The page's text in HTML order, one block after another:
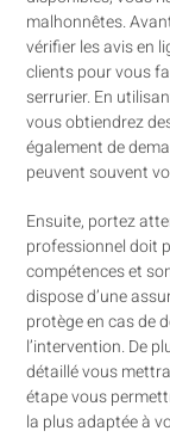
malhonnêtes.
vérifier les avis en
clients pour vous
serrurier. En
vous obtiendrez
également de
peuvent souvent
Ensuite, portez
professionnel doit
compétences et
dispose d’une
protège en cas de
l’intervention. De
détaillé vous
étape vous
la plus adaptée à